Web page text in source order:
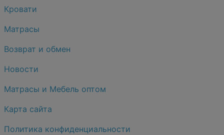
Кровати
Матрасы
Возврат и обмен
Новости
Матрасы и Мебель оптом
Карта сайта
Политика конфиденциальности